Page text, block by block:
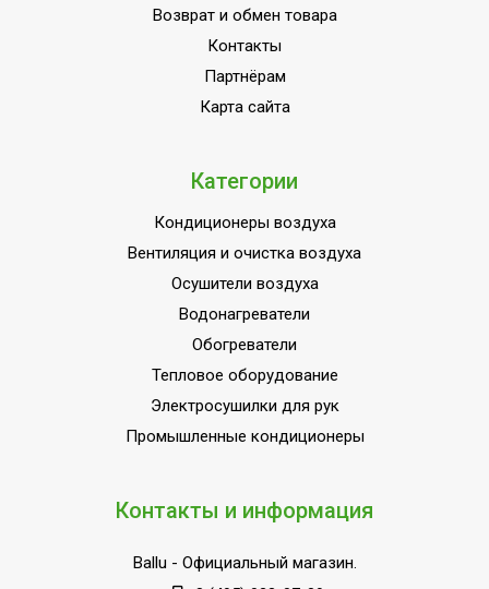
Подвесная
Защита от перегрева
использовании
терморегулятора)
Область применения
оборудование (для
домашнего
использования)
Длина кабеля
1.5
обогрева, кВт
1,00
Возврат и обмен товара
Контакты
Партнёрам
Карта сайта
Категории
Кондиционеры воздуха
Вентиляция и очистка воздуха
Осушители воздуха
Водонагреватели
Обогреватели
Тепловое оборудование
Электросушилки для рук
Промышленные кондиционеры
Контакты и информация
Ballu - Официальный магазин.